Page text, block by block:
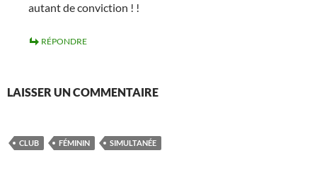
autant de conviction ! !
RÉPONDRE
LAISSER UN COMMENTAIRE
CLUB FÉMININ SIMULTANÉE